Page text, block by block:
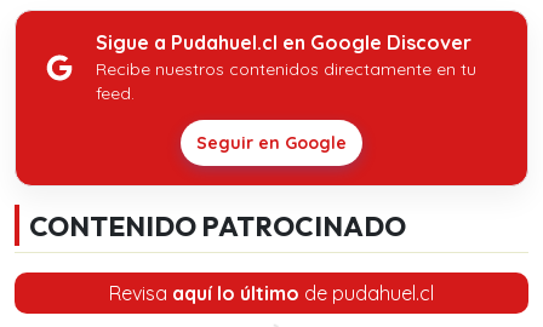
Sigue a Pudahuel.cl en Google Discover
Recibe nuestros contenidos directamente en tu
feed.
Seguir en Google
CONTENIDO PATROCINADO
Revisa aquí lo último de pudahuel.cl